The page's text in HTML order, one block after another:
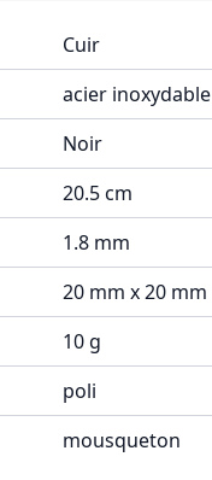
Cuir
acier inoxydable
Noir
20.5 cm
1.8 mm
20 mm x 20 mm
10 g
poli
mousqueton